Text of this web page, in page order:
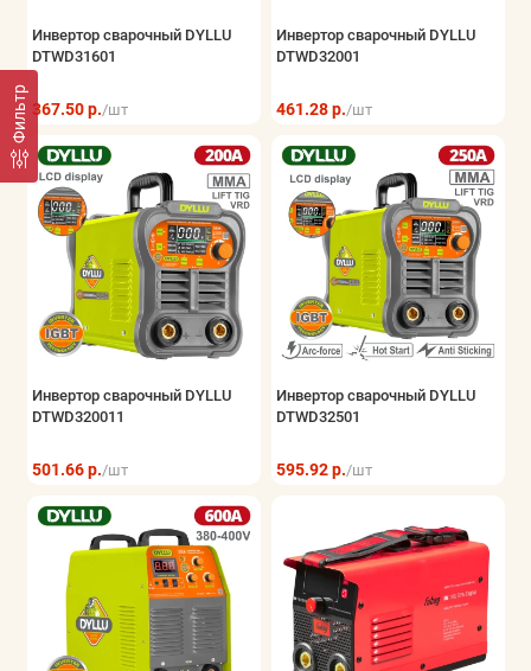
Фильтр
Инвертор сварочный DYLLU
DTWD31601
367.50 р./шт
Инвертор сварочный DYLLU
DTWD32001
461.28 р./шт
Инвертор сварочный DYLLU
DTWD320011
501.66 р./шт
Инвертор сварочный DYLLU
DTWD32501
595.92 р./шт